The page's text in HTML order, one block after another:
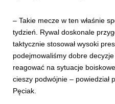
– Takie mecze w ten właśnie
tydzień. Rywal doskonale
taktycznie stosował wysoki
podejmowaliśmy dobre
reagować na sytuacje
cieszy podwójnie – powiedział
Pęciak.